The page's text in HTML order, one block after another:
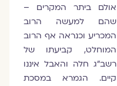
אולם ביתר המקרים –
שהם למעשה הרוב
המכריע וכנראה אף הרוב
המוחלט, קביעתו של
רשב"ג חלה והאבל איננו
קיים. הגמרא במסכת